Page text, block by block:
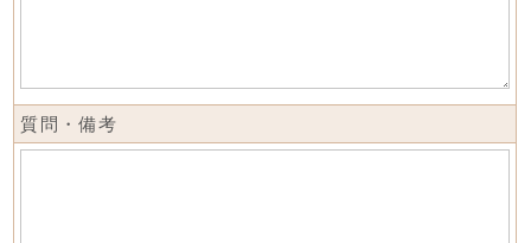
質問・備考